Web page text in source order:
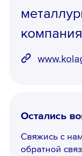
компания
Остались
Свяжись с
обратной